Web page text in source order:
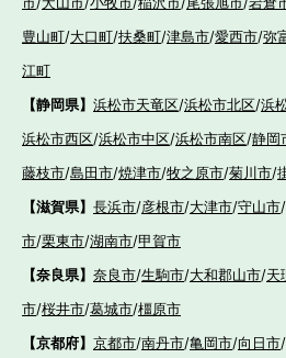
豊山町/大口町/扶桑町/津島市/愛西市/弥
江町
【静岡県】 浜松市天竜区/浜松市北区/浜
浜松市西区/浜松市中区/浜松市南区/静岡
藤枝市/島田市/焼津市/牧之原市/菊川市/
【滋賀県】 長浜市/彦根市/大津市/守山市/
市/栗東市/湖南市/甲賀市
【奈良県】 奈良市/生駒市/大和郡山市/天
市/桜井市/葛城市/橿原市
【京都府】 京都市/南丹市/亀岡市/向日市/